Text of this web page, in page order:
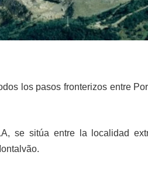
los pasos fronterizos entre
se sitúa entre la localidad